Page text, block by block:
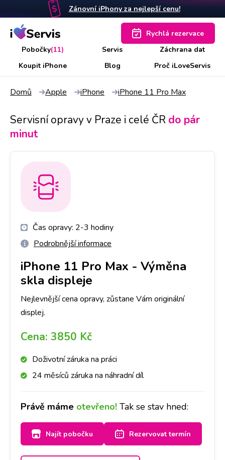
Zánovní iPhony za nejlepší cenu!
Pobočky(11) Servis
Záchrana dat
Koupit iPhone
Blog Proč iLoveServis
Rychlá rezervace
Domů Apple iPhone iPhone 11 Pro Max
Servisní opravy v Praze i celé ČR do pár
minut
Čas opravy: 2-3 hodiny
Podrobnější informace
iPhone 11 Pro Max - Výměna
skla displeje
Nejlevnější cena opravy, zůstane Vám originální
displej.
Cena: 3850 Kč
Doživotní záruka na práci
24 měsíců záruka na náhradní díl
Právě máme otevřeno! Tak se stav hned:
Najít pobočku Rezervovat termín